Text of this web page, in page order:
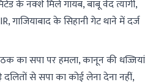
के नक्शे मिले गायब, बाबू वेद त्यागी,
के सिहानी गेट थाने में दर्ज
का सपा पर हमला, कानून की धज्जियां
से सपा का कोई लेना देना नहीं,